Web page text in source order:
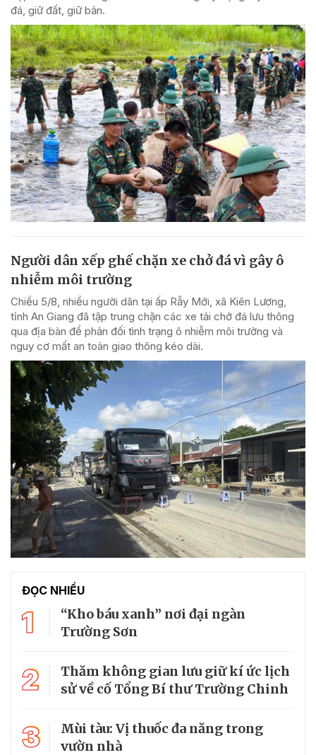
đá, giữ đất, giữ bản.
Người dân xếp ghế chặn xe chở đá vì gây ô
nhiễm môi trường
Chiều 5/8, nhiều người dân tại ấp Rẫy Mới, xã Kiên Lương,
tỉnh An Giang đã tập trung chặn các xe tải chở đá lưu thông
qua địa bàn để phản đối tình trạng ô nhiễm môi trường và
nguy cơ mất an toàn giao thông kéo dài.
ĐỌC NHIỀU
1
“Kho báu xanh” nơi đại ngàn
Trường Sơn
2
Thăm không gian lưu giữ kí ức lịch
sử về cố Tổng Bí thư Trường Chinh
3
Mùi tàu: Vị thuốc đa năng trong
vườn nhà